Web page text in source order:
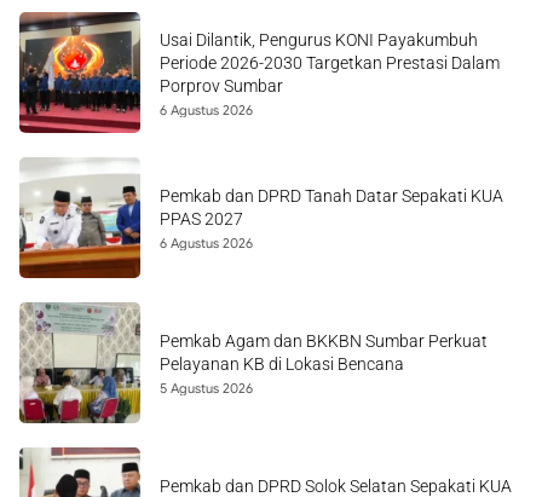
Usai Dilantik, Pengurus KONI Payakumbuh
Periode 2026-2030 Targetkan Prestasi Dalam
Porprov Sumbar
6 Agustus 2026
Pemkab dan DPRD Tanah Datar Sepakati KUA
PPAS 2027
6 Agustus 2026
Pemkab Agam dan BKKBN Sumbar Perkuat
Pelayanan KB di Lokasi Bencana
5 Agustus 2026
Pemkab dan DPRD Solok Selatan Sepakati KUA